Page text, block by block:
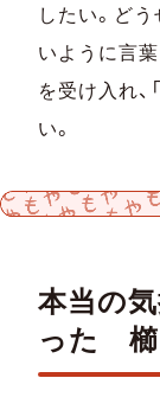
したい。ど
いように言葉
を受け入れ、
い。
本当の
った 櫛